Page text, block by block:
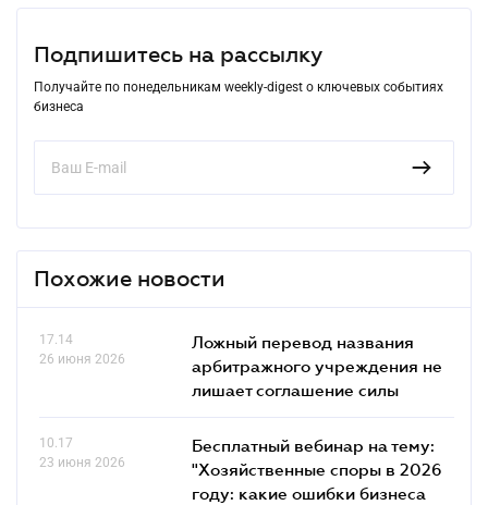
Подпишитесь на рассылку
Получайте по понедельникам weekly-digest о ключевых событиях
бизнеса
Похожие новости
17.14
26 июня 2026
Ложный перевод названия
арбитражного учреждения не
лишает соглашение силы
10.17
23 июня 2026
Бесплатный вебинар на тему:
"Хозяйственные споры в 2026
году: какие ошибки бизнеса